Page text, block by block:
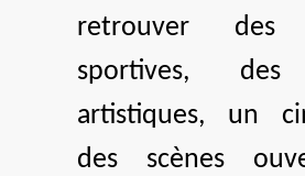
retrouver des
sportives, des
artistiques, un
des scènes